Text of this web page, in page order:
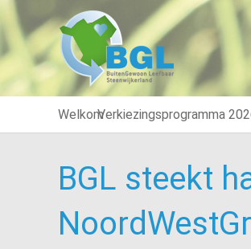
WelkomVerkiezingsprogramma
BGL steekt